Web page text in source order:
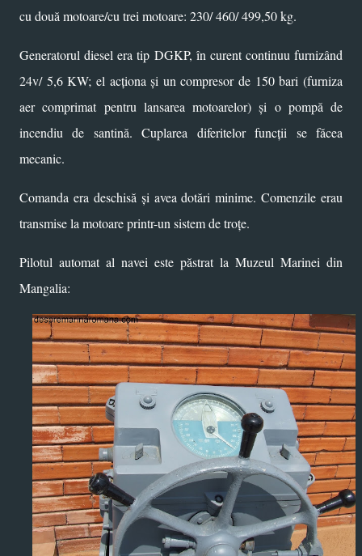
cu două motoare/cu trei motoare: 230/ 460/ 499,50 kg.
Generatorul diesel era tip DGKP, în curent continuu furnizând
24v/ 5,6 KW; el acționa și un compresor de 150 bari (furniza
aer comprimat pentru lansarea motoarelor) și o pompă de
incendiu de santină. Cuplarea diferitelor funcții se făcea
mecanic.
Comanda era deschisă și avea dotări minime. Comenzile erau
transmise la motoare printr-un sistem de troțe.
Pilotul automat al navei este păstrat la Muzeul Marinei din
Mangalia: